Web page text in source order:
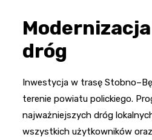
dróg
Inwestycja w trasę
terenie powiatu polickiego.
najważniejszych dróg
wszystkich użytkowników